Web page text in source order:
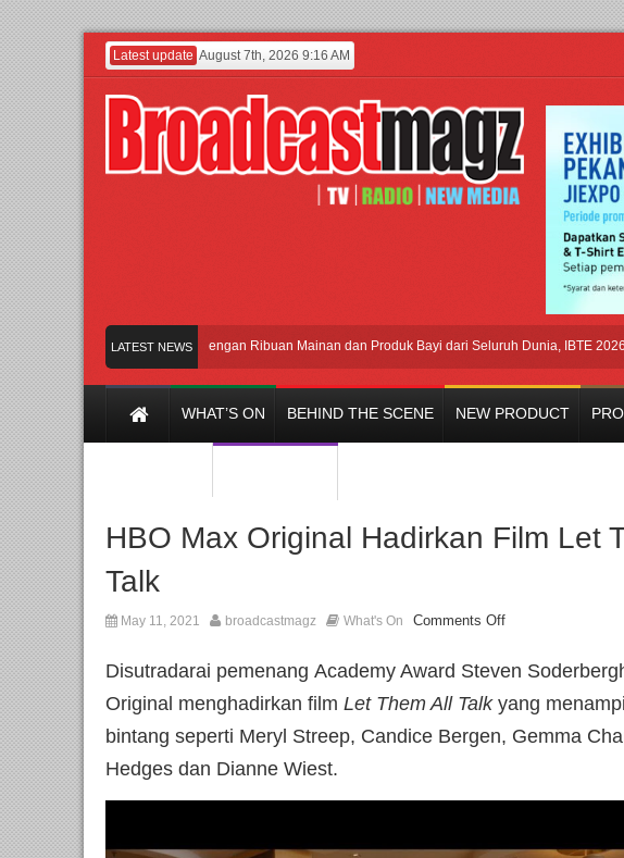
Latest update August 7th, 2026 9:16 AM
LATEST NEWS
Meramaikan Jakarta dengan Ribuan Mainan dan Produk Bayi dari Seluruh Dunia, IBTE 2026 Siap
WHAT’S ON BEHIND THE SCENE NEW PRODUCT
HBO Max Original Hadirkan Film Let
Talk
May 11, 2021 broadcastmagz What's On Comments Off
Disutradarai pemenang Academy Award Steven
Original menghadirkan film Let Them All Talk yang
bintang seperti Meryl Streep, Candice Bergen, Gemma
Hedges dan Dianne Wiest.